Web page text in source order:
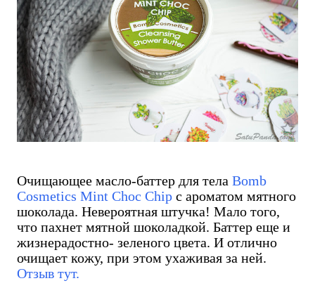
Очищающее масло-баттер для тела Bomb
Cosmetics Mint Choc Chip с ароматом мятного
шоколада. Невероятная штучка! Мало того,
что пахнет мятной шоколадкой. Баттер еще и
жизнерадостно- зеленого цвета. И отлично
очищает кожу, при этом ухаживая за ней.
Отзыв тут.